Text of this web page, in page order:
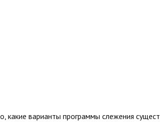
какие варианты программы слежения